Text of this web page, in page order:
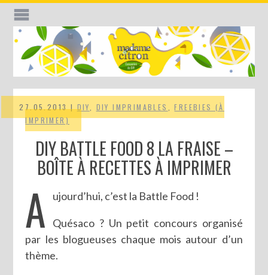
27.05.2013 |DIY DIY IMPRIMABLES ,FREEBIES (À
IMPRIMER)
DIY BATTLE FOOD 8 LA FRAISE –
BOÎTE À RECETTES À IMPRIMER
A ujourd’hui, c’est la Battle Food !
Quésaco ? Un petit concours organisé
par les blogueuses chaque mois autour d’un
thème.